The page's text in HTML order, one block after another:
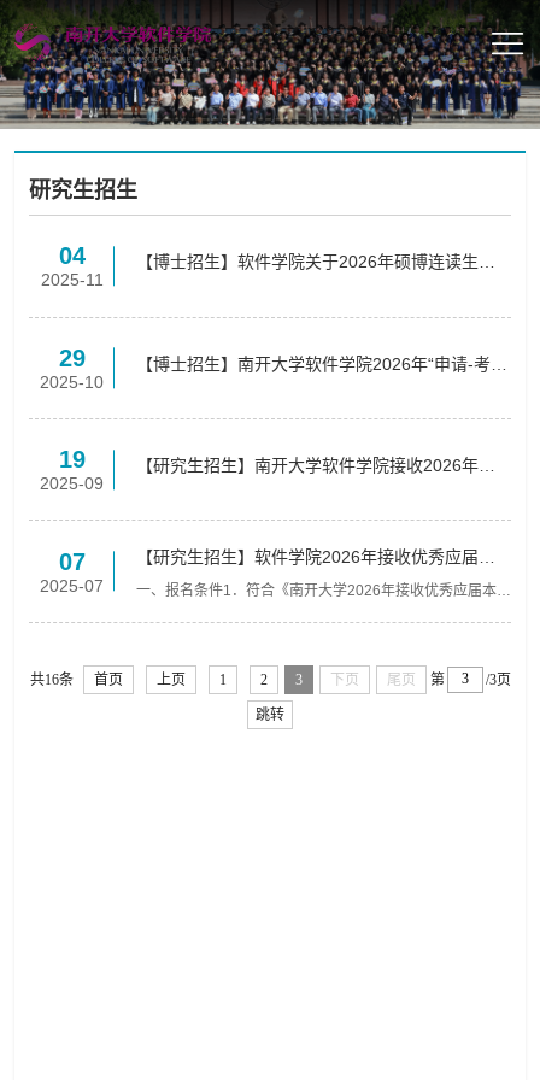
研究生招生
04
2025-11
【博士招生】软件学院关于2026年硕博连读生招
29
2025-10
【博士招生】南开大学软件学院2026年“申请-考
19
2025-09
【研究生招生】南开大学软件学院接收2026年推
07
2025-07
【研究生招生】软件学院2026年接收优秀应届本
科毕业生免试攻读研究生报名通知
一、报名条件1．符合《南开大学2026年接收优秀应届本科
共16条
首页 上页 1 2 3 下页 尾页 第 /3页
跳转